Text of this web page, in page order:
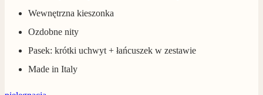
Wewnętrzna kieszonka
Ozdobne nity
Pasek: krótki uchwyt + łańcuszek w zestawie
Made in Italy